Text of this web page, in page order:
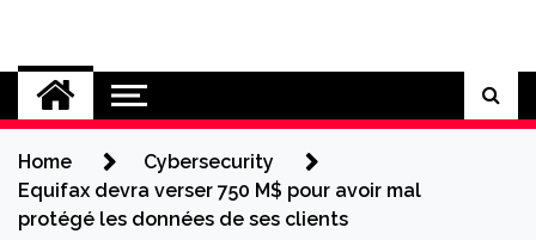
content
Cybersecurity News
Home
Cybersecurity
Equifax devra verser 750 M$ pour avoir mal
protégé les données de ses clients